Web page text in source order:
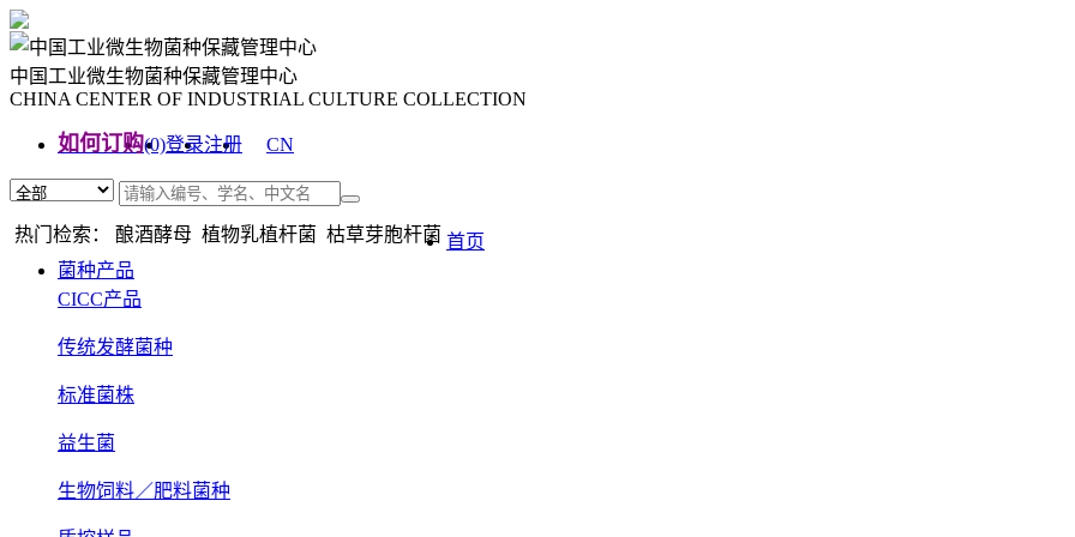
中国工业微生物菌种保藏管理中心
CHINA CENTER OF INDUSTRIAL CULTURE COLLECTION
如何订购(0)登录注册
CN
热门检索： 酿酒酵母 植物乳植杆菌 枯草芽胞杆菌 首页
菌种产品
CICC产品
传统发酵菌种
标准菌株
益生菌
生物饲料／肥料菌种